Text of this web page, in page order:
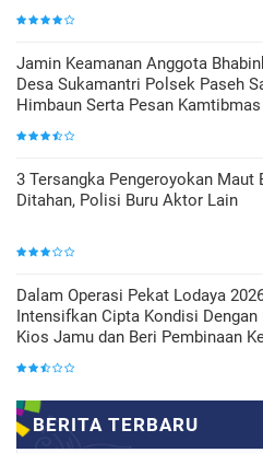
Jamin Keamanan Anggota
Desa Sukamantri Polsek Paseh
Himbaun Serta Pesan Kamtibmas
3 Tersangka Pengeroyokan Maut
Ditahan, Polisi Buru Aktor Lain
Dalam Operasi Pekat Lodaya
Intensifkan Cipta Kondisi Dengan
Kios Jamu dan Beri Pembinaan